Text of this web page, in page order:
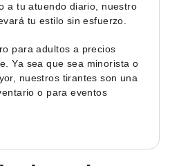
a tu atuendo diario, nuestro
tu estilo sin esfuerzo.
para adultos a precios
Ya sea que sea minorista o
nuestros tirantes son una
o para eventos